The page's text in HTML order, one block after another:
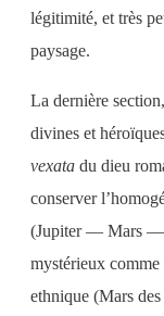
légitimité, et très
paysage.
La dernière
divines et
vexata du dieu
conserver
(Jupiter — Mars —
mystérieux
ethnique (Mars